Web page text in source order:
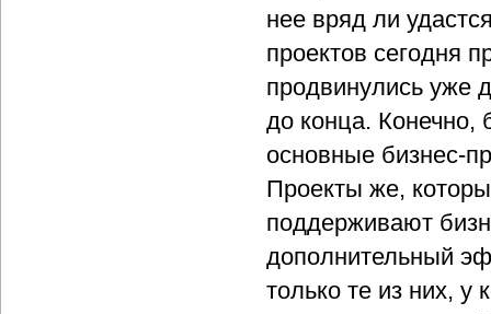
нее вряд ли
проектов сегодня
продвинулись уже
до конца.
основные бизнес-
Проекты же,
поддерживают
дополнительный
только те из них,